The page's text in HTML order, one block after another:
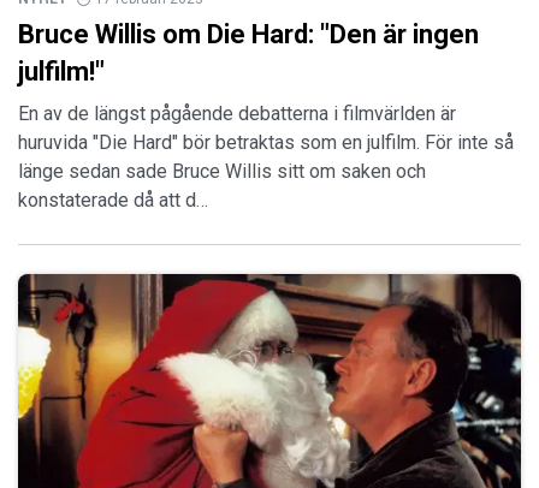
Bruce Willis om Die Hard: "Den är ingen
julfilm!"
En av de längst pågående debatterna i filmvärlden är
huruvida "Die Hard" bör betraktas som en julfilm. För inte så
länge sedan sade Bruce Willis sitt om saken och
konstaterade då att d…